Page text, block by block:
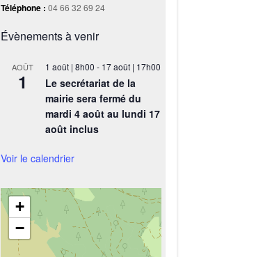
Téléphone : 04 66 32 69 24
Évènements à venir
AOÛT
1
1 août | 8h00 - 17 août | 17h00
Le secrétariat de la
mairie sera fermé du
mardi 4 août au lundi 17
août inclus
Voir le calendrier
+
−